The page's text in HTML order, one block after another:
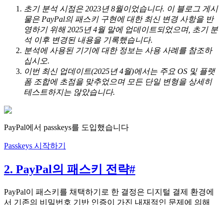
초기 분석 시점은 2023년 8월이었습니다. 이 블로그 게시
물은 PayPal의 패스키 구현에 대한 최신 변경 사항을 반
영하기 위해 2025년 4월 말에 업데이트되었으며, 초기 분
석 이후 변경된 내용을 기록했습니다.
분석에 사용된 기기에 대한 정보는 사용 사례를 참조하
십시오.
이번 최신 업데이트(2025년 4월)에서는 주요 OS 및 플랫
폼 조합에 초점을 맞추었으며 모든 단일 변형을 상세히
테스트하지는 않았습니다.
PayPal에서 passkeys를 도입했습니다
Passkeys 시작하기
2. PayPal의 패스키 전략#
PayPal이 패스키를 채택하기로 한 결정은 디지털 결제 환경에
서 기존의 비밀번호 기반 인증이 가진 내재적인 문제에 의해